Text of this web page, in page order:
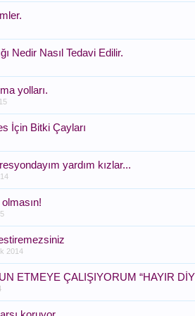
Nedir Nasıl Tedavi Edilir.
yolları.
İçin Bitki Çayları
yardım kızlar...
2014
ETMEYE ÇALIŞIYORUM “HAYIR